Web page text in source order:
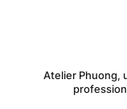
Atelier Phuong,